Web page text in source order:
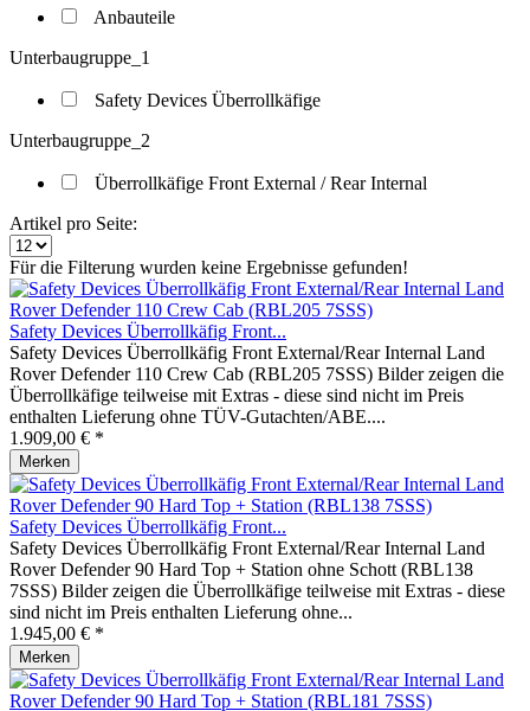
Anbauteile
Unterbaugruppe_1
Safety Devices Überrollkäfige
Unterbaugruppe_2
Überrollkäfige Front External / Rear Internal
Artikel pro Seite:
Für die Filterung wurden keine Ergebnisse gefunden!
Safety Devices Überrollkäfig Front...
Safety Devices Überrollkäfig Front External/Rear Internal Land
Rover Defender 110 Crew Cab (RBL205 7SSS) Bilder zeigen die
Überrollkäfige teilweise mit Extras - diese sind nicht im Preis
enthalten Lieferung ohne TÜV-Gutachten/ABE....
1.909,00 € *
Merken
Safety Devices Überrollkäfig Front...
Safety Devices Überrollkäfig Front External/Rear Internal Land
Rover Defender 90 Hard Top + Station ohne Schott (RBL138
7SSS) Bilder zeigen die Überrollkäfige teilweise mit Extras - diese
sind nicht im Preis enthalten Lieferung ohne...
1.945,00 € *
Merken